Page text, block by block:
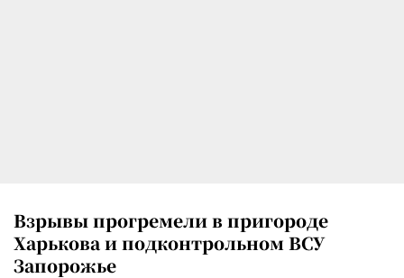
Взрывы прогремели в пригороде
Харькова и подконтрольном ВСУ
Запорожье